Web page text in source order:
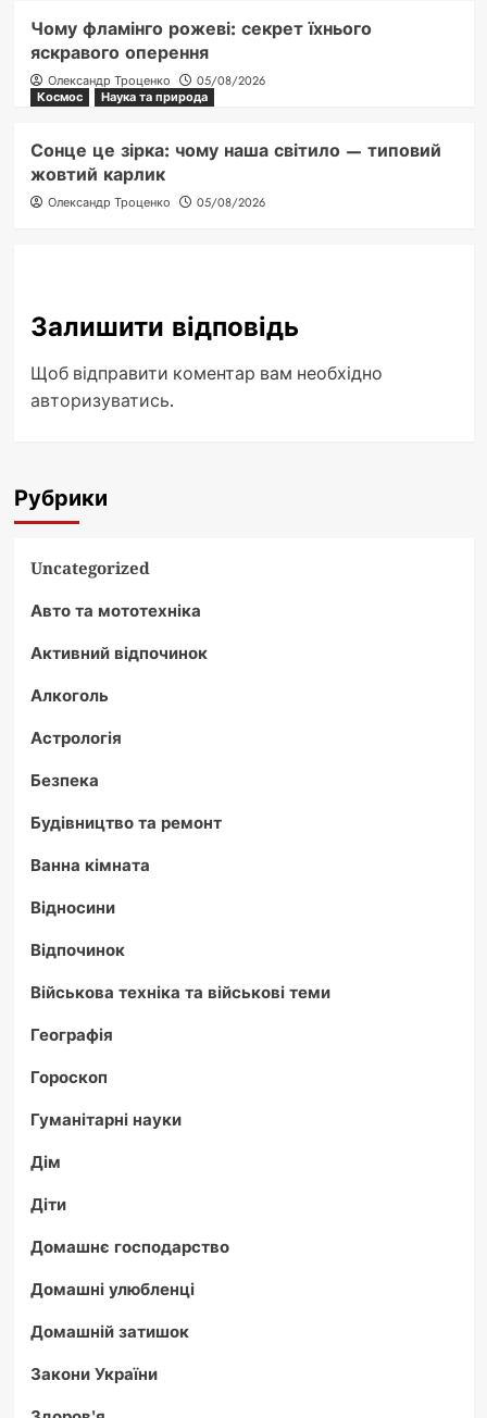
Чому фламінго рожеві: секрет їхнього
яскравого оперення
Олександр Троценко
05/08/2026
Космос
Наука та природа
Сонце це зірка: чому наша світило — типовий
жовтий карлик
Олександр Троценко 05/08/2026
Залишити відповідь
Щоб відправити коментар вам необхідно
авторизуватись.
Рубрики
Uncategorized
Авто та мототехніка
Активний відпочинок
Алкоголь
Астрологія
Безпека
Будівництво та ремонт
Ванна кімната
Відносини
Відпочинок
Військова техніка та військові теми
Географія
Гороскоп
Гуманітарні науки
Дім
Діти
Домашнє господарство
Домашні улюбленці
Домашній затишок
Закони України